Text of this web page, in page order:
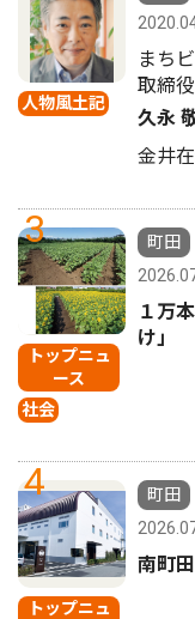
人物風土記
まち
取締
久永
金井
3
トップニュ
ース
社会
町田
１万
け」
4
トップニュ
町田
南町